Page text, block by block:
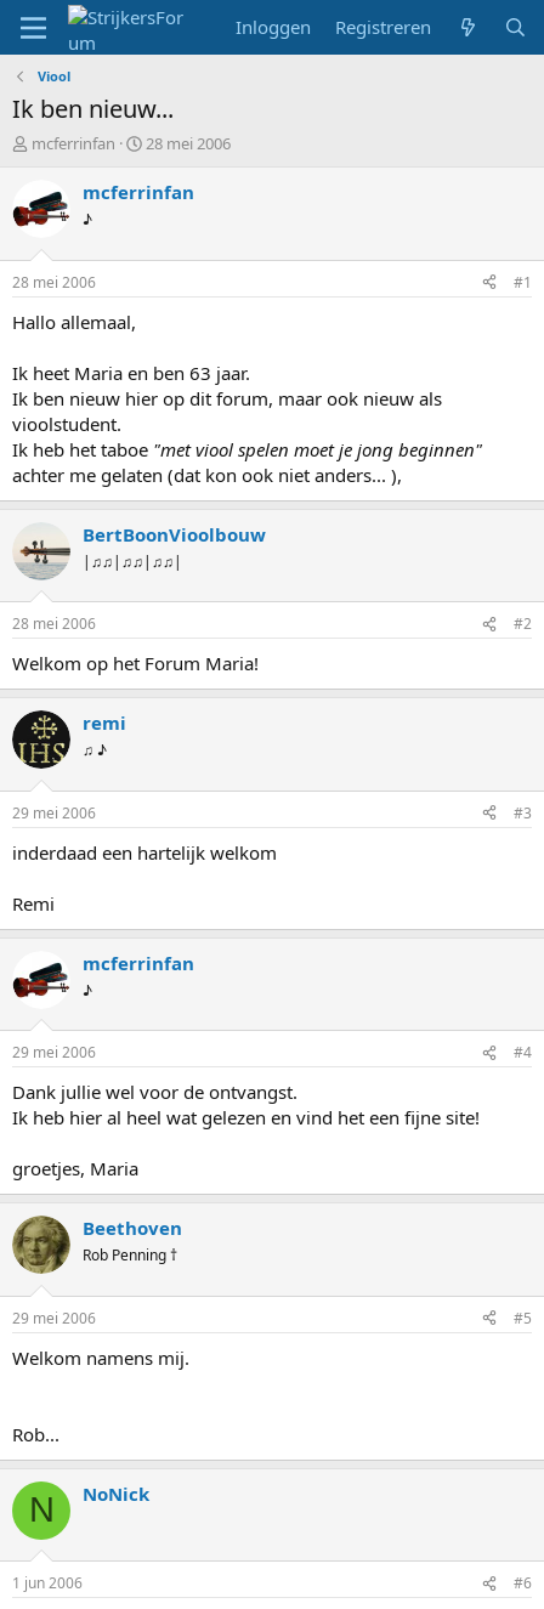
Inloggen Registreren
Viool
Ik ben nieuw...
T
i
c
s
a
r
r
mcferrinfan
S
a
t
28 mei 2006
mcferrinfan
♪
28 mei 2006 #1
Hallo allemaal,
Ik heet Maria en ben 63 jaar.
Ik ben nieuw hier op dit forum, maar ook nieuw als
vioolstudent.
Ik heb het taboe "met viool spelen moet je jong beginnen"
achter me gelaten (dat kon ook niet anders... ),
BertBoonVioolbouw
|♫♫|♫♫|♫♫|
28 mei 2006 #2
Welkom op het Forum Maria!
remi
♫ ♪
29 mei 2006 #3
inderdaad een hartelijk welkom
Remi
mcferrinfan
♪
29 mei 2006 #4
Dank jullie wel voor de ontvangst.
Ik heb hier al heel wat gelezen en vind het een fijne site!
groetjes, Maria
Beethoven
Rob Penning †
29 mei 2006 #5
Welkom namens mij.
Rob...
N NoNick
1 jun 2006 #6